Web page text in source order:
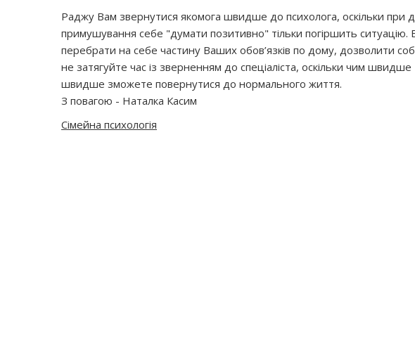
Раджу Вам звернутися якомога швидше до психолога, оскільки при
примушування себе "думати позитивно" тільки погіршить
перебрати на себе частину Ваших обов’язків по дому, дозволити
не затягуйте час із зверненням до спеціаліста, оскільки чим
швидше зможете повернутися до нормального життя.
З повагою - Наталка Касим
Сімейна психологія